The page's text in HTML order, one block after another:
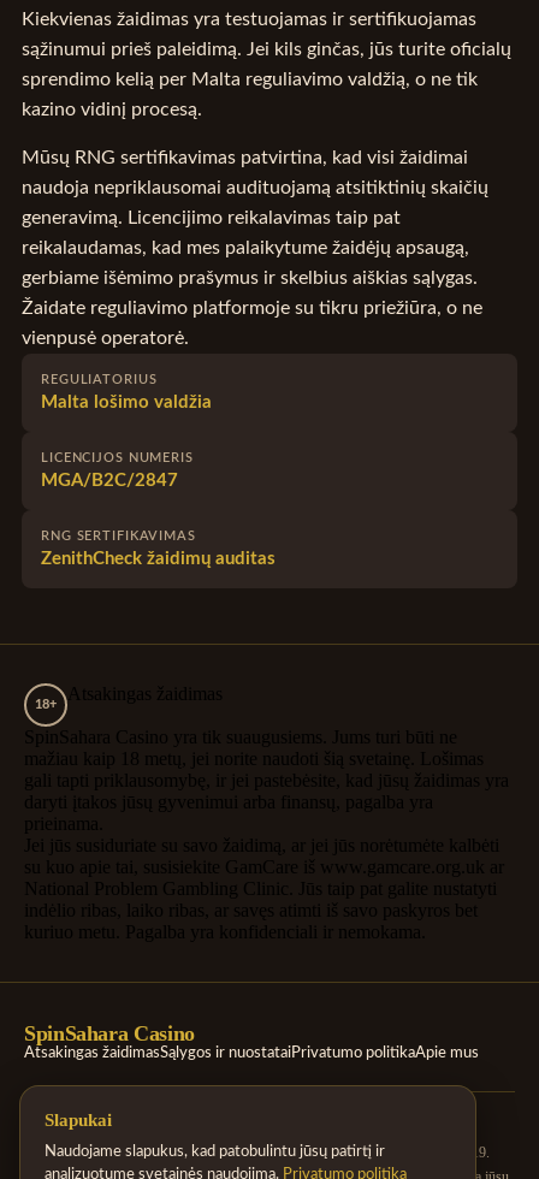
Kiekvienas žaidimas yra testuojamas ir sertifikuojamas
sąžinumui prieš paleidimą. Jei kils ginčas, jūs turite oficialų
sprendimo kelią per Malta reguliavimo valdžią, o ne tik
kazino vidinį procesą.
Mūsų RNG sertifikavimas patvirtina, kad visi žaidimai
naudoja nepriklausomai audituojamą atsitiktinių skaičių
generavimą. Licencijimo reikalavimas taip pat
reikalaudamas, kad mes palaikytume žaidėjų apsaugą,
gerbiame išėmimo prašymus ir skelbius aiškias sąlygas.
Žaidate reguliavimo platformoje su tikru priežiūra, o ne
vienpusė operatorė.
REGULIATORIUS
Malta lošimo valdžia
LICENCIJOS NUMERIS
MGA/B2C/2847
RNG SERTIFIKAVIMAS
ZenithCheck žaidimų auditas
18+
Atsakingas žaidimas
SpinSahara Casino yra tik suaugusiems. Jums turi būti ne
mažiau kaip 18 metų, jei norite naudoti šią svetainę. Lošimas
gali tapti priklausomybę, ir jei pastebėsite, kad jūsų žaidimas yra
daryti įtakos jūsų gyvenimui arba finansų, pagalba yra
prieinama.
Jei jūs susiduriate su savo žaidimą, ar jei jūs norėtumėte kalbėti
su kuo apie tai, susisiekite GamCare iš www.gamcare.org.uk ar
National Problem Gambling Clinic. Jūs taip pat galite nustatyti
indėlio ribas, laiko ribas, ar savęs atimti iš savo paskyros bet
kuriuo metu. Pagalba yra konfidenciali ir nemokama.
SpinSahara Casino
Atsakingas žaidimasSąlygos ir nuostataiPrivatumo politikaApie mus
SpinSahara Casino veikia Sahara Digital Services Limited ir yra licencijuota bei
reguliuojama Malta lošimo valdžios pagal licencijos numerį MGA/B2C/343/2019.
Slapukai
Naudojame slapukus, kad patobulintu jūsų patirtį ir
analizuotume svetainės naudojimą. Privatumo politika